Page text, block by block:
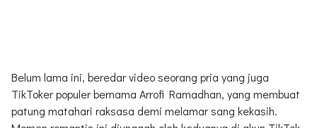
Belum lama ini, beredar video seorang pria yang juga
TikToker populer bernama Arrofi Ramadhan, yang membuat
patung matahari raksasa demi melamar sang kekasih.